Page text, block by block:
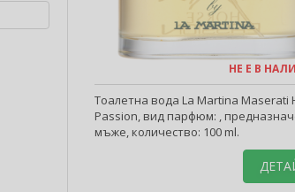
НЕ Е В
Тоалетна вода La Martina Maserati
Passion, вид парфюм: ,
мъже, количество: 100 ml.